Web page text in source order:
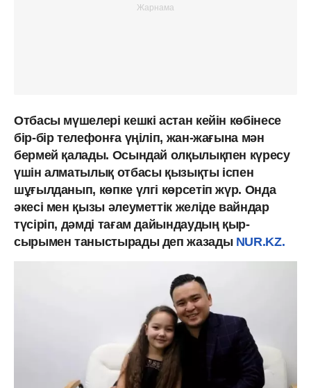
Отбасы мүшелері кешкі астан кейін көбінесе
бір-бір телефонға үңіліп, жан-жағына мән
бермей қалады. Осындай олқылықпен күресу
үшін алматылық отбасы қызықты іспен
шұғылданып, көпке үлгі көрсетіп жүр. Онда
әкесі мен қызы әлеуметтік желіде вайндар
түсіріп, дәмді тағам дайындаудың қыр-
сырымен таныстырады деп жазады NUR.KZ.